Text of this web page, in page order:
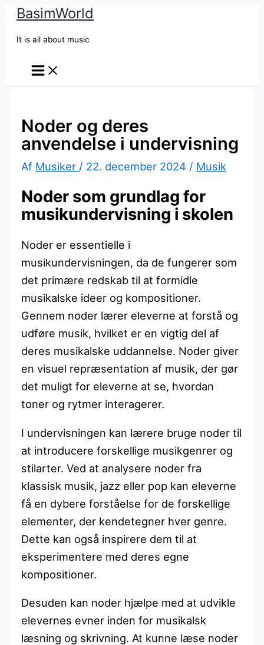
BasimWorld
It is all about music
Noder og deres
anvendelse i undervisning
Af Musiker / 22. december 2024 / Musik
Noder som grundlag for
musikundervisning i skolen
Noder er essentielle i
musikundervisningen, da de fungerer som
det primære redskab til at formidle
musikalske ideer og kompositioner.
Gennem noder lærer eleverne at forstå og
udføre musik, hvilket er en vigtig del af
deres musikalske uddannelse. Noder giver
en visuel repræsentation af musik, der gør
det muligt for eleverne at se, hvordan
toner og rytmer interagerer.
I undervisningen kan lærere bruge noder til
at introducere forskellige musikgenrer og
stilarter. Ved at analysere noder fra
klassisk musik, jazz eller pop kan eleverne
få en dybere forståelse for de forskellige
elementer, der kendetegner hver genre.
Dette kan også inspirere dem til at
eksperimentere med deres egne
kompositioner.
Desuden kan noder hjælpe med at udvikle
elevernes evner inden for musikalsk
læsning og skrivning. At kunne læse noder